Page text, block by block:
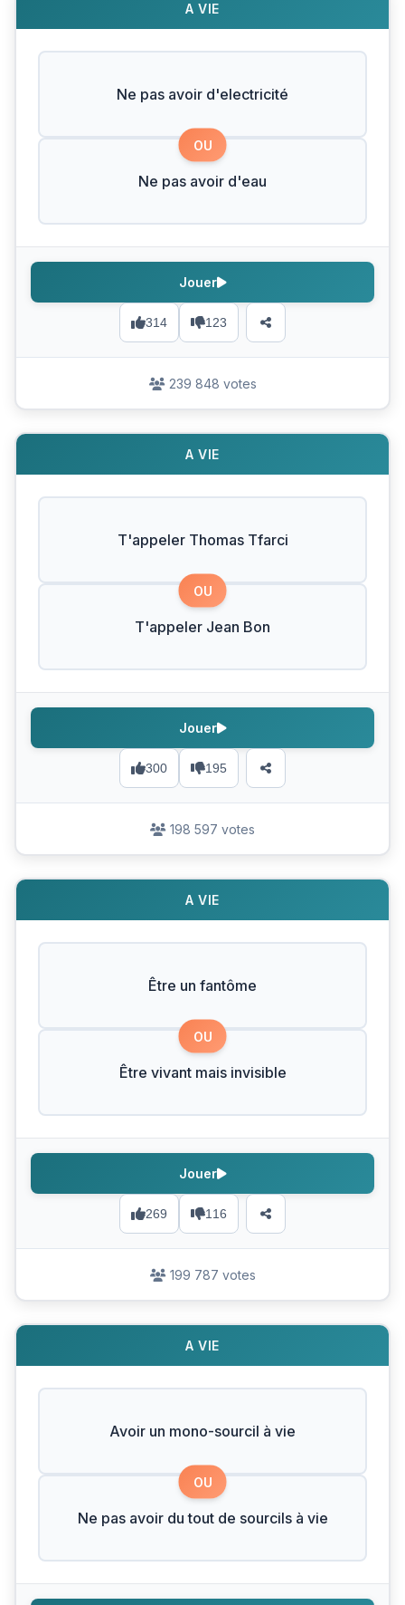
A VIE
Ne pas avoir d'electricité
OU
Ne pas avoir d'eau
314 123
Jouer
239 848 votes
A VIE
T'appeler Thomas Tfarci
OU
T'appeler Jean Bon
300 195
Jouer
198 597 votes
A VIE
Être un fantôme
OU
Être vivant mais invisible
269 116
Jouer
199 787 votes
A VIE
Avoir un mono-sourcil à vie
OU
Ne pas avoir du tout de sourcils à vie